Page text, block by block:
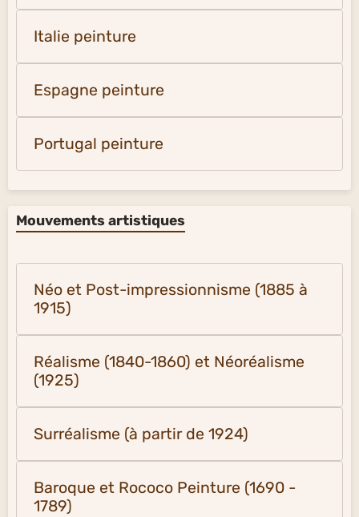
Italie peinture
Espagne peinture
Portugal peinture
Mouvements artistiques
Néo et Post-impressionnisme (1885 à
1915)
Réalisme (1840-1860) et Néoréalisme
(1925)
Surréalisme (à partir de 1924)
Baroque et Rococo Peinture (1690 -
1789)